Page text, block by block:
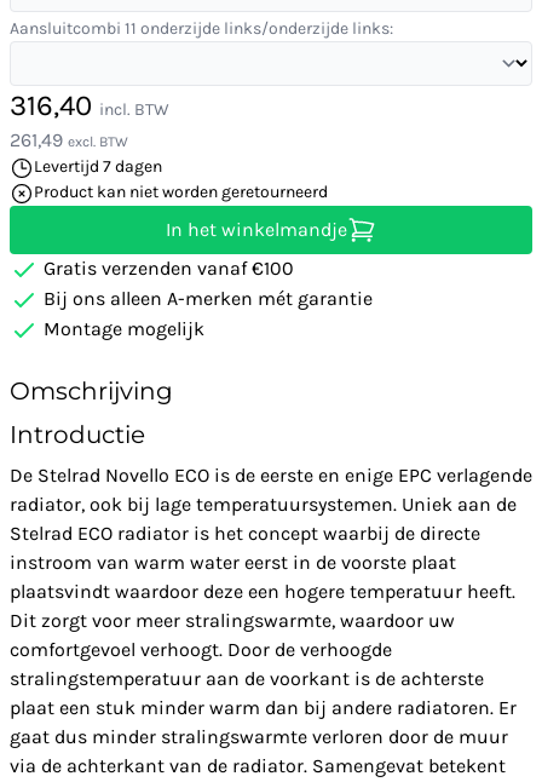
Aansluitcombi 11 onderzijde links/onderzijde links:
316,40 incl. BTW
261,49 excl. BTW
Levertijd 7 dagen
Product kan niet worden geretourneerd
In het winkelmandje
Gratis verzenden vanaf €100
Bij ons alleen A-merken mét garantie
Montage mogelijk
Omschrijving
Introductie
De Stelrad Novello ECO is de eerste en enige EPC verlagende
radiator, ook bij lage temperatuursystemen. Uniek aan de
Stelrad ECO radiator is het concept waarbij de directe
instroom van warm water eerst in de voorste plaat
plaatsvindt waardoor deze een hogere temperatuur heeft.
Dit zorgt voor meer stralingswarmte, waardoor uw
comfortgevoel verhoogt. Door de verhoogde
stralingstemperatuur aan de voorkant is de achterste
plaat een stuk minder warm dan bij andere radiatoren. Er
gaat dus minder stralingswarmte verloren door de muur
via de achterkant van de radiator. Samengevat betekent